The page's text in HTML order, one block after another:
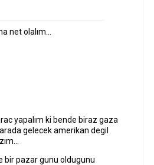
net olalım…
yapalım ki bende biraz gaza
gelecek amerikan degil
bir pazar gunu oldugunu